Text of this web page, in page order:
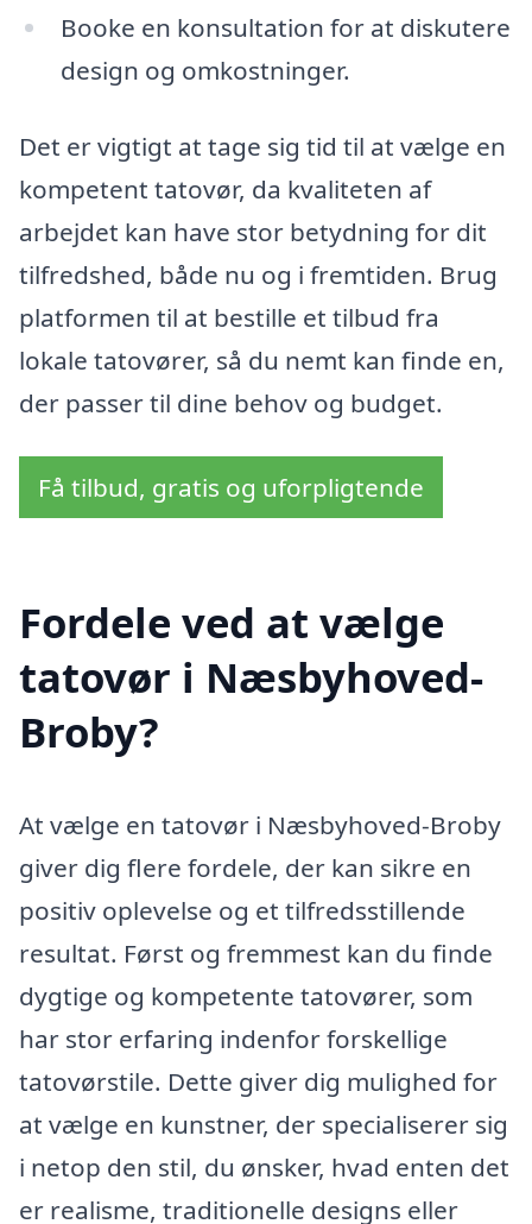
Booke en konsultation for at diskutere
design og omkostninger.
Det er vigtigt at tage sig tid til at vælge en
kompetent tatovør, da kvaliteten af
arbejdet kan have stor betydning for dit
tilfredshed, både nu og i fremtiden. Brug
platformen til at bestille et tilbud fra
lokale tatovører, så du nemt kan finde en,
der passer til dine behov og budget.
Få tilbud, gratis og uforpligtende
Fordele ved at vælge
tatovør i Næsbyhoved-
Broby?
At vælge en tatovør i Næsbyhoved-Broby
giver dig flere fordele, der kan sikre en
positiv oplevelse og et tilfredsstillende
resultat. Først og fremmest kan du finde
dygtige og kompetente tatovører, som
har stor erfaring indenfor forskellige
tatovørstile. Dette giver dig mulighed for
at vælge en kunstner, der specialiserer sig
i netop den stil, du ønsker, hvad enten det
er realisme, traditionelle designs eller